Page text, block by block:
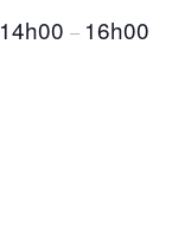
14h00 – 16h00